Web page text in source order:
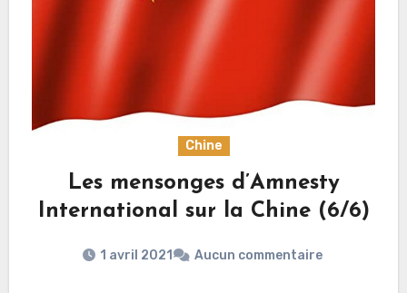
Chine
Les mensonges d’Amnesty
International sur la Chine (6/6)
1 avril 2021 Aucun commentaire